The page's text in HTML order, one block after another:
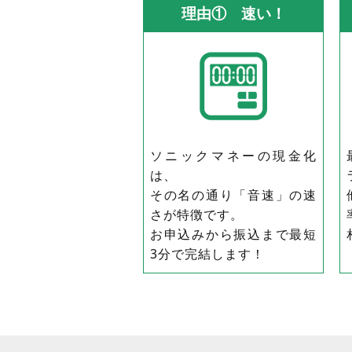
理由① 速い！
ソニックマネーの現金化
は、
その名の通り「音速」の速
さが特徴です。
お申込みから振込まで最短
3分で完結します！